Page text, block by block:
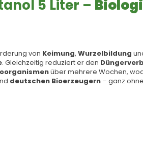
5 Liter –
von Keimung, Wurzelbildung
. Gleichzeitig reduziert er den
über mehrere Wochen,
deutschen Bioerzeugern – ganz ohne